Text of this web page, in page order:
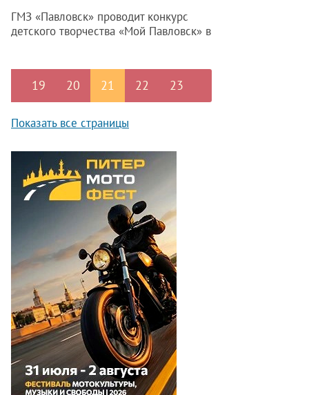
ГМЗ «Павловск» проводит конкурс
детского творчества «Мой Павловск» в
19 20 21 22 23
Показать все страницы